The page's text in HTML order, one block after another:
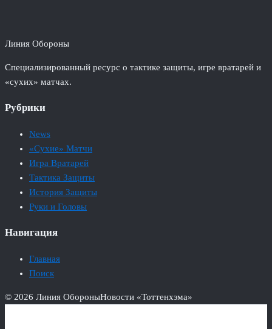
Линия Обороны
Специализированный ресурс о тактике защиты, игре вратарей и
«сухих» матчах.
Рубрики
News
«Сухие» Матчи
Игра Вратарей
Тактика Защиты
История Защиты
Руки и Головы
Навигация
Главная
Поиск
© 2026 Линия ОбороныНовости «Тоттенхэма»